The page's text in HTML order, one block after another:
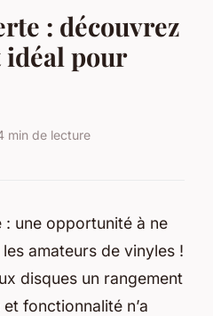
: découvrez
pour
min de lecture
une opportunité à ne
amateurs de vinyles !
disques un rangement
fonctionnalité n’a